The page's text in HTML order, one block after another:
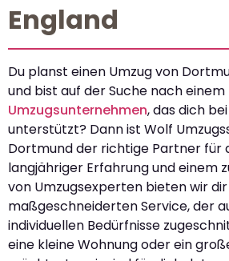
England
Du planst einen Umzug von
und bist auf der Suche nach
Umzugsunternehmen, das dich
unterstützt? Dann ist Wolf
Dortmund der richtige Partner für
langjähriger Erfahrung und einem
von Umzugsexperten bieten wir
maßgeschneiderten Service, der
individuellen Bedürfnisse
eine kleine Wohnung oder ein